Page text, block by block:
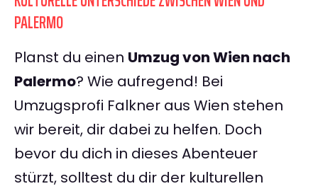
PALERMO
Planst du einen Umzug von Wien nach
Palermo? Wie aufregend! Bei
Umzugsprofi Falkner aus Wien stehen
wir bereit, dir dabei zu helfen. Doch
bevor du dich in dieses Abenteuer
stürzt, solltest du dir der kulturellen